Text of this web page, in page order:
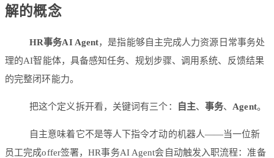
解的概念
HR事务AI Agent，是指能够自主完成人力资源日常事务处
理的AI智能体，具备感知任务、规划步骤、调用系统、反馈结果
的完整闭环能力。
把这个定义拆开看，关键词有三个： 自主、 事务、 Agent。
自主意味着它不是等人下指令才动的机器人——当一位新
员工完成offer签署，HR事务AI Agent会自动触发入职流程：准备